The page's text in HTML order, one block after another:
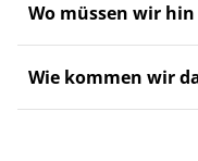
Wo müssen wir hin
Wie kommen wir